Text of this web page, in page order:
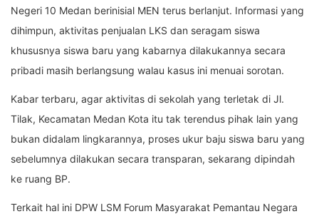
Negeri 10 Medan berinisial MEN terus berlanjut. Informasi yang
dihimpun, aktivitas penjualan LKS dan seragam siswa
khususnya siswa baru yang kabarnya dilakukannya secara
pribadi masih berlangsung walau kasus ini menuai sorotan.
Kabar terbaru, agar aktivitas di sekolah yang terletak di Jl.
Tilak, Kecamatan Medan Kota itu tak terendus pihak lain yang
bukan didalam lingkarannya, proses ukur baju siswa baru yang
sebelumnya dilakukan secara transparan, sekarang dipindah
ke ruang BP.
Terkait hal ini DPW LSM Forum Masyarakat Pemantau Negara